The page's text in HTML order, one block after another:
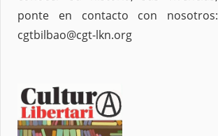
ponte en contacto con nosotros:
cgtbilbao@cgt-lkn.org